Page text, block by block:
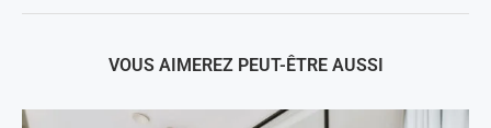
VOUS AIMEREZ PEUT-ÊTRE AUSSI